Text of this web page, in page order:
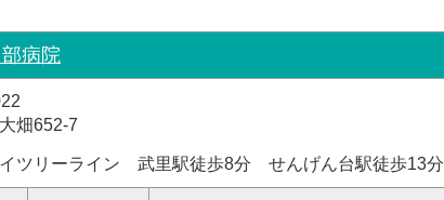
病院
畑652-7
ツリーライン 武里駅徒歩8分 せんげん台駅徒歩13分